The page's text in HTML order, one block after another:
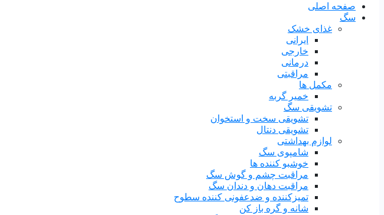
صفحه اصلی
سگ
غذای خشک
ایرانی
خارجی
درمانی
مراقبتی
مکمل ها
خمیر گربه
تشویقی سگ
تشویقی سخت و استخوان
تشویقی دنتال
لوازم بهداشتی
شامپوی سگ
خوشبو کننده ها
مراقبت چشم و گوش سگ
مراقبت دهان و دندان سگ
تمیزکننده و ضدعفونی کننده سطوح
شانه و گره باز کن